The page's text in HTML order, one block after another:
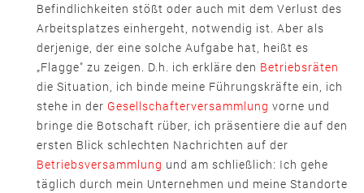
Befindlichkeiten stößt oder auch mit dem Verlust des
Arbeitsplatzes einhergeht, notwendig ist. Aber als
derjenige, der eine solche Aufgabe hat, heißt es
„Flagge" zu zeigen. D.h. ich erkläre den Betriebsräten
die Situation, ich binde meine Führungskräfte ein, ich
stehe in der Gesellschafterversammlung vorne und
bringe die Botschaft rüber, ich präsentiere die auf den
ersten Blick schlechten Nachrichten auf der
Betriebsversammlung und am schließlich: Ich gehe
täglich durch mein Unternehmen und meine Standorte